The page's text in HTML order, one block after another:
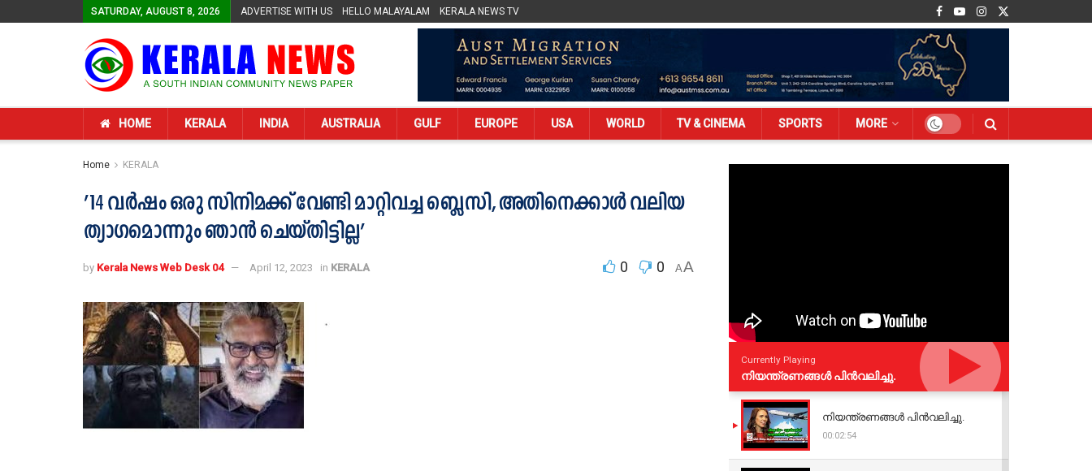
SATURDAY, AUGUST 8, 2026 ADVERTISE WITH US HELLO MALAYALAM KERALA NEWS TV
HOME KERALA INDIA AUSTRALIA GULF EUROPE USA WORLD TV & CINEMA SPORTS MORE
Home KERALA
’14 വർഷം ഒരു സിനിമക്ക് വേണ്ടി മാറ്റിവച്ച ബ്ലെസി, അതിനെക്കാൾ വലിയ
ത്യാഗമൊന്നും ഞാൻ ചെയ്തിട്ടില്ല’
by Kerala News Web Desk 04 April 12, 2023 in KERALA 0 0 AA
Currently Playing
നിയന്ത്രണങ്ങള്‍ പിന്‍വലിച്ചു.
നിയന്ത്രണങ്ങള്‍ പിന്‍വലിച്ചു.
00:02:54